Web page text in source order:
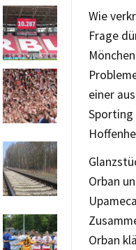
Wie
Frage
einer
Sporting
Orban
Orban